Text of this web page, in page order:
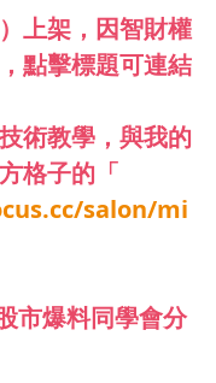
上架， 因智財權
，點擊標題可連結
術教學，與我的
方格子的「
salon/mi
市爆料同學會分